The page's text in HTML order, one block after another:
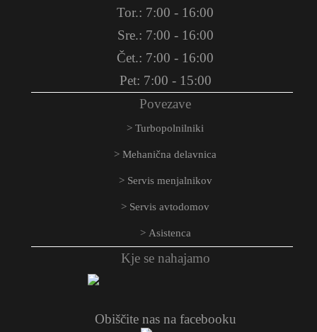
Tor.: 7:00 - 16:00
Sre.: 7:00 - 16:00
Čet.: 7:00 - 16:00
Pet: 7:00 - 15:00
Povezave
Turbopolnilniki
Mehanična delavnica
Servis menjalnikov
Servis avtodomov
Asistenca
Kje se nahajamo
Obiščite nas na facebooku